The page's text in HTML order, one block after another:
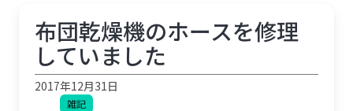
布団乾燥機のホースを修理
していました
2017年12月31日
雑記